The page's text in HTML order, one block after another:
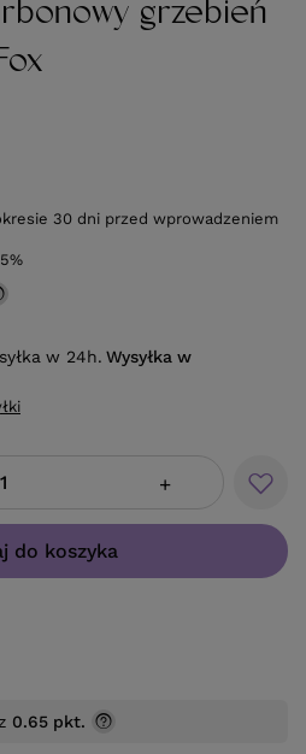
grzebień
30 dni przed wprowadzeniem
+
do koszyka
w 24h. Wysyłkaw
0.65 pkt.